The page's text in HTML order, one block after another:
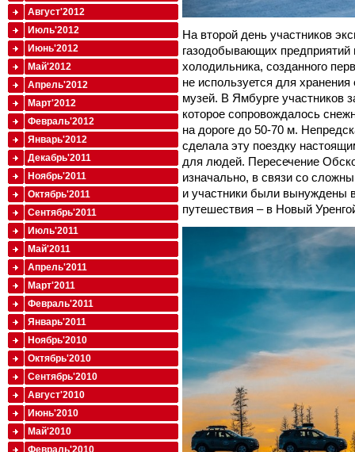
На второй день участников
газодобывающих предприятий
холодильника, созданного
не используется для
музей. В Ямбурге участников
которое сопровождалось
на дороге до 50-70 м.
сделала эту поездку
для людей. Пересечение
изначально, в связи со
и участники были вынуждены
путешествия – в Новый
Август'2012
Июль'2012
Июнь'2012
Май'2012
Апрель'2012
Март'2012
Февраль'2012
Январь'2012
Декабрь'2011
Ноябрь'2011
Октябрь'2011
Сентябрь'2011
Июль'2011
Май'2011
Апрель'2011
Март'2011
Февраль'2011
Январь'2011
Ноябрь'2010
Октябрь'2010
Сентябрь'2010
Август'2010
Июнь'2010
Май'2010
Февраль'2010